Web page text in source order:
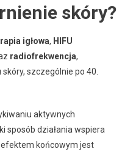
skóry?
igłowa, HIFU
radiofrekwencja,
szczególnie po 40.
aktywnych
sposób działania wspiera
końcowym jest